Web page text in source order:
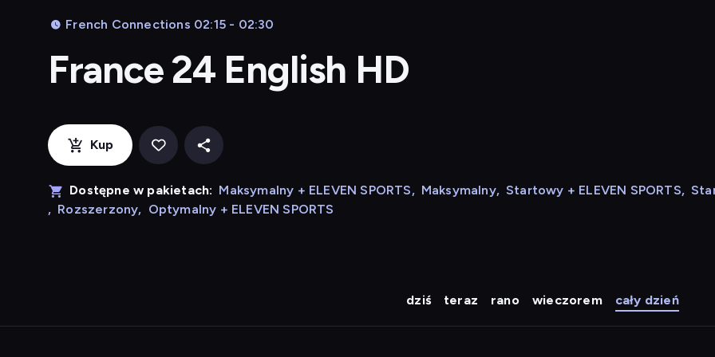
French Connections 02:15 - 02:30
France 24 English HD
Kup
Dostępne w pakietach: Maksymalny + ELEVEN SPORTS, Maksymalny, Startowy + ELEVEN SPORTS,
, Rozszerzony, Optymalny + ELEVEN SPORTS
dziś teraz rano wieczorem cały dzień